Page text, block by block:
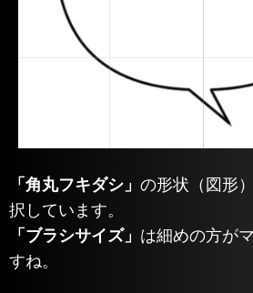
「角丸フキダシ」 の形状（図形
択しています。
「ブラシサイズ」 は細めの方が
すね。